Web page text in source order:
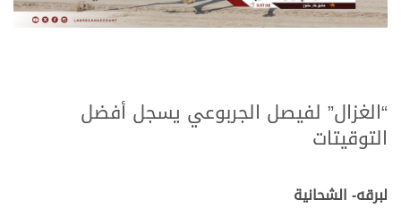
“الغزال” لفيصل الجربوعي يسجل أفضل
التوقيتات
لبرقه- الشحانية